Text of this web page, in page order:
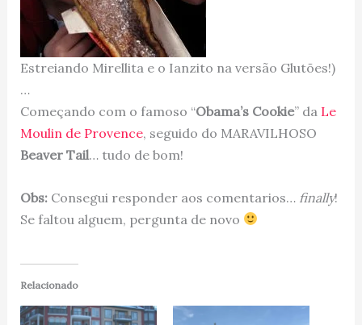
Estreiando Mirellita e o Ianzito na versão Glutões!)
…
Começando com o famoso “Obama’s Cookie” da Le
Moulin de Provence, seguido do MARAVILHOSO
Beaver Tail… tudo de bom!
Obs:Consegui responder aos comentarios… finally!
Se faltou alguem, pergunta de novo
Relacionado